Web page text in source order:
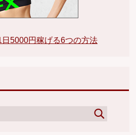
日5000円稼げる6つの方法